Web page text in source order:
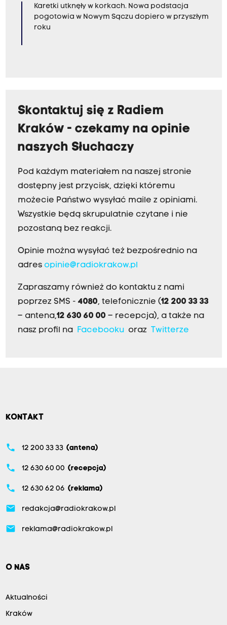
Karetki utknęły w korkach. Nowa podstacja
pogotowia w Nowym Sączu dopiero w przyszłym
roku
Skontaktuj się z Radiem
Kraków - czekamy na opinie
naszych Słuchaczy
Pod każdym materiałem na naszej stronie
dostępny jest przycisk, dzięki któremu
możecie Państwo wysyłać maile z opiniami.
Wszystkie będą skrupulatnie czytane i nie
pozostaną bez reakcji.
Opinie można wysyłać też bezpośrednio na
adres opinie@radiokrakow.pl
Zapraszamy również do kontaktu z nami
poprzez SMS - 4080, telefonicznie (12 200 33 33
– antena,12 630 60 00 – recepcja), a także na
nasz profil na Facebookuoraz Twitterze
KONTAKT
phone 12 200 33 33 (antena)
phone 12 630 60 00 (recepcja)
phone 12 630 62 06 (reklama)
email redakcja@radiokrakow.pl
email reklama@radiokrakow.pl
O NAS
Aktualności
Kraków